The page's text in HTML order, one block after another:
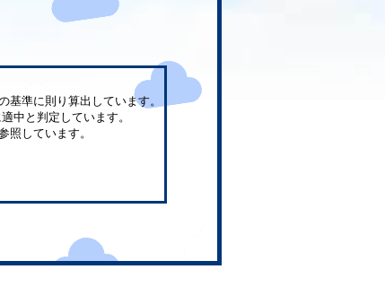
基準に則り算出しています。
中と判定しています。
照しています。